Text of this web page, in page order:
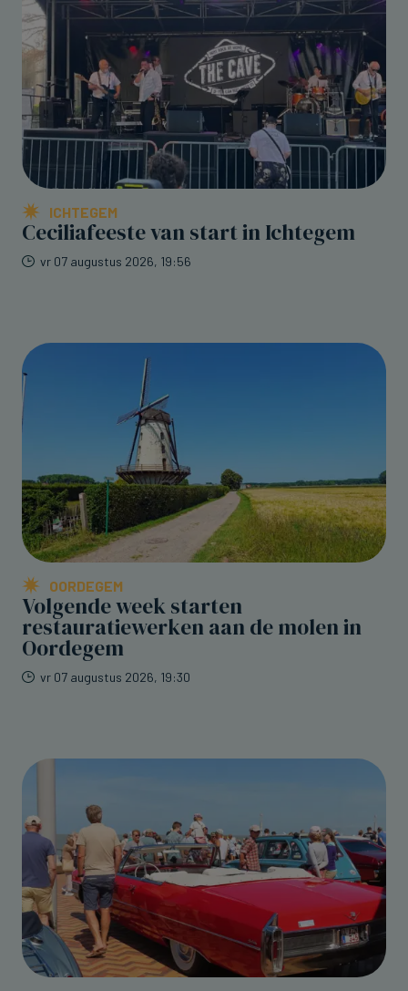
ICHTEGEM
Ceciliafeeste van start in Ichtegem
vr 07 augustus 2026, 19:56
OORDEGEM
Volgende week starten
restauratiewerken aan de molen in
Oordegem
vr 07 augustus 2026, 19:30